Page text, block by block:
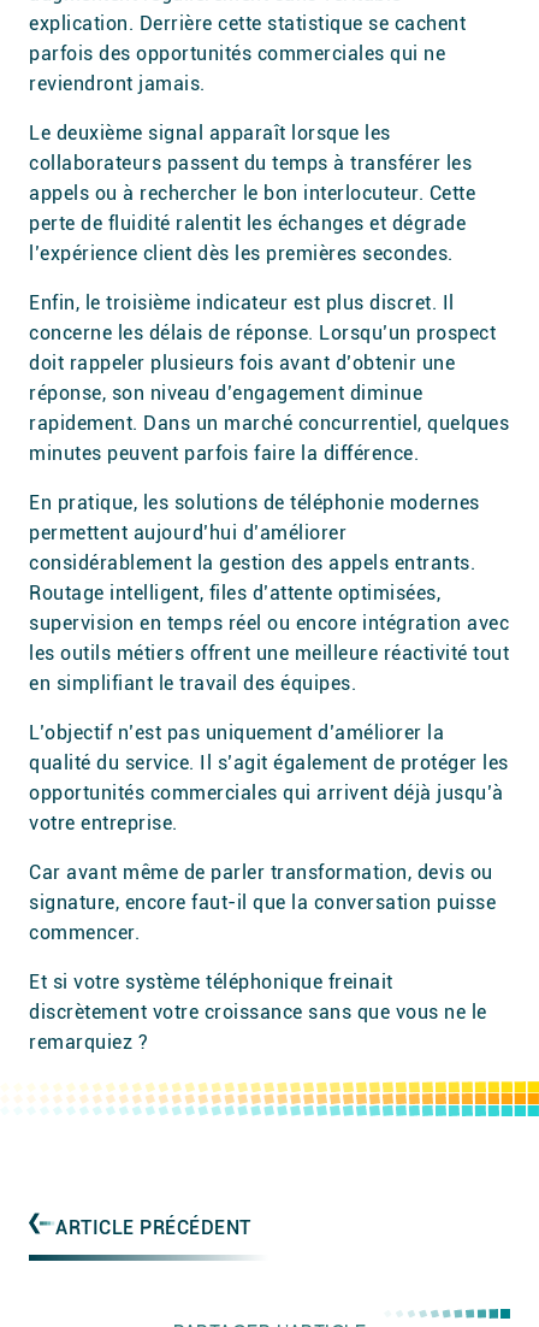
explication. Derrière cette statistique se cachent
parfois des opportunités commerciales qui ne
reviendront jamais.
Le deuxième signal apparaît lorsque les
collaborateurs passent du temps à transférer les
appels ou à rechercher le bon interlocuteur. Cette
perte de fluidité ralentit les échanges et dégrade
l’expérience client dès les premières secondes.
Enfin, le troisième indicateur est plus discret. Il
concerne les délais de réponse. Lorsqu’un prospect
doit rappeler plusieurs fois avant d’obtenir une
réponse, son niveau d’engagement diminue
rapidement. Dans un marché concurrentiel, quelques
minutes peuvent parfois faire la différence.
En pratique, les solutions de téléphonie modernes
permettent aujourd’hui d’améliorer
considérablement la gestion des appels entrants.
Routage intelligent, files d’attente optimisées,
supervision en temps réel ou encore intégration avec
les outils métiers offrent une meilleure réactivité tout
en simplifiant le travail des équipes.
L’objectif n’est pas uniquement d’améliorer la
qualité du service. Il s’agit également de protéger les
opportunités commerciales qui arrivent déjà jusqu’à
votre entreprise.
Car avant même de parler transformation, devis ou
signature, encore faut-il que la conversation puisse
commencer.
Et si votre système téléphonique freinait
discrètement votre croissance sans que vous ne le
remarquiez ?
ARTICLE PRÉCÉDENT